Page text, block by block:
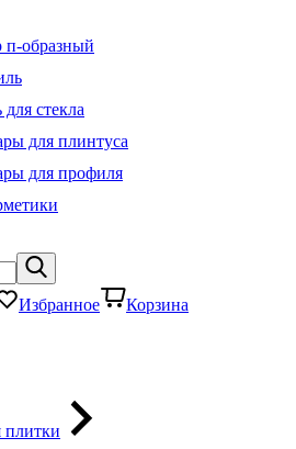
образный
стекла
для плинтуса
для профиля
Избранное Корзина